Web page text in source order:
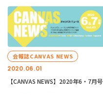
2020.06.01
会報誌CANVAS NEWS
【CANVAS NEWS】2020年6・7月号